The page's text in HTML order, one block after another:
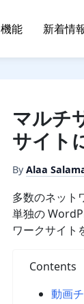
機能 新着情
マルチ
サイト
ByAlaa
多数のネット
単独の
ワークサイト
Contents
動画